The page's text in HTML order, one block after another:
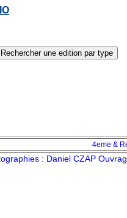
4eme &
: Daniel CZAP